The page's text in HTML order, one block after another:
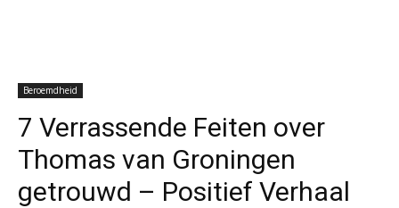
Beroemdheid
7 Verrassende Feiten over
Thomas van Groningen
getrouwd – Positief Verhaal